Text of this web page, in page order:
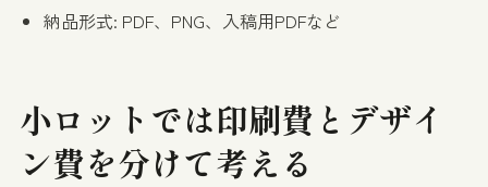
納品形式: PDF、PNG、入稿用PDFなど
小ロットでは印刷費とデザイ
ン費を分けて考える